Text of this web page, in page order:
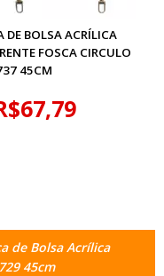
DE BOLSA ACRÍLICA
FOSCA CIRCULO
45CM
de Bolsa Acrílica
45cm